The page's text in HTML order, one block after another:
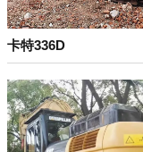
卡特336D